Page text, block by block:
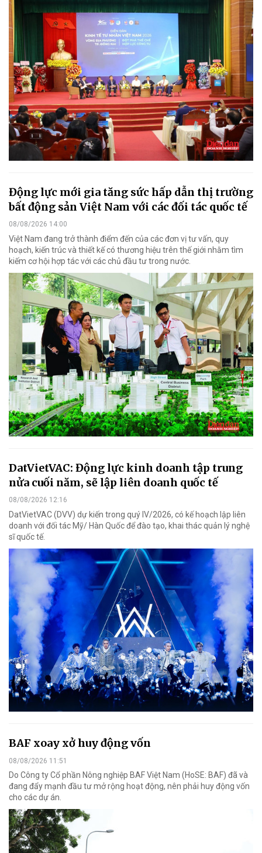
Động lực mới gia tăng sức hấp dẫn thị trường
bất động sản Việt Nam với các đối tác quốc tế
08/08/2026 14:00
Việt Nam đang trở thành điểm đến của các đơn vị tư vấn, quy
hoạch, kiến trúc và thiết kế có thương hiệu trên thế giới nhằm tìm
kiếm cơ hội hợp tác với các chủ đầu tư trong nước.
DatVietVAC: Động lực kinh doanh tập trung
nửa cuối năm, sẽ lập liên doanh quốc tế
08/08/2026 12:16
DatVietVAC (DVV) dự kiến trong quý IV/2026, có kế hoạch lập liên
doanh với đối tác Mỹ/ Hàn Quốc để đào tạo, khai thác quản lý nghệ
sĩ quốc tế.
BAF xoay xở huy động vốn
08/08/2026 11:51
Do Công ty Cổ phần Nông nghiệp BAF Việt Nam (HoSE: BAF) đã và
đang đẩy mạnh đầu tư mở rộng hoạt động, nên phải huy động vốn
cho các dự án.